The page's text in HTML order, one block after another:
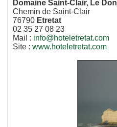
Domaine Saint-Clair, Le
Chemin de Saint-Clair
76790 Etretat
02 35 27 08 23
Mail : info@hoteletretat.com
Site : www.hoteletretat.com